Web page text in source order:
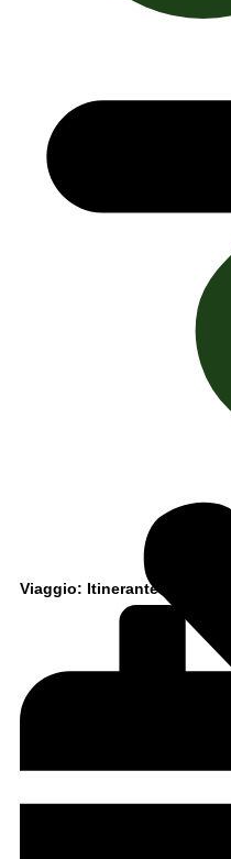
Viaggio: Itinerante